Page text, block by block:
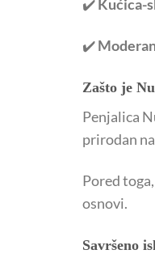
✔️Kućica-
✔️
Zašto je
Penjalica
prirodan
Pored
osnovi.
Savršeno